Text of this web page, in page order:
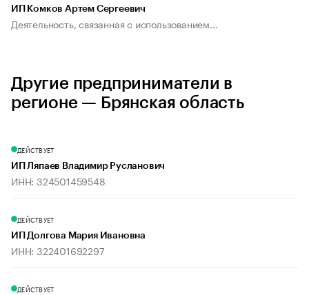
ИП Комков Артем Сергеевич
Деятельность, связанная с использованием...
Другие предприниматели в
регионе — Брянская область
ДЕЙСТВУЕТ
ИП Ляпаев Владимир Русланович
ИНН: 324501459548
ДЕЙСТВУЕТ
ИП Долгова Мария Ивановна
ИНН: 322401692297
ДЕЙСТВУЕТ